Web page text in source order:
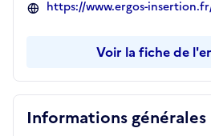
Informations générales
https://www.ergos-
Voir la fiche de